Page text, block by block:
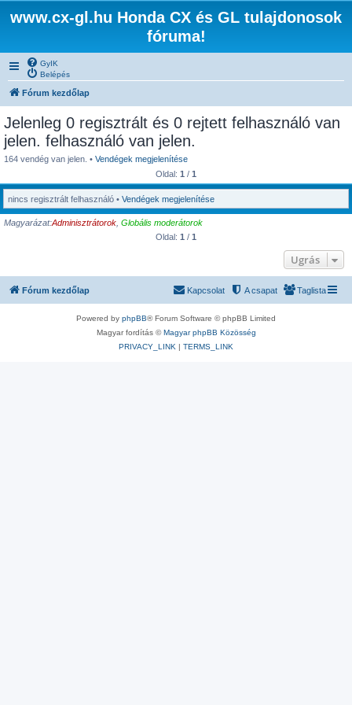
www.cx-gl.hu Honda CX és GL tulajdonosok
fóruma!
GyIK
Belépés
Fórum kezdőlap
Jelenleg 0 regisztrált és 0 rejtett felhasználó van
jelen. felhasználó van jelen.
164 vendég van jelen. • Vendégek megjelenítése
Oldal: 1 / 1
nincs regisztrált felhasználó • Vendégek megjelenítése
Magyarázat:Adminisztrátorok Globális moderátorok
Oldal: 1 / 1
Ugrás
Fórum kezdőlap Taglista
A csapat
Kapcsolat
Powered by phpBB® Forum Software © phpBB Limited
Magyar fordítás ©Magyar phpBB Közösség
PRIVACY_LINK | TERMS_LINK